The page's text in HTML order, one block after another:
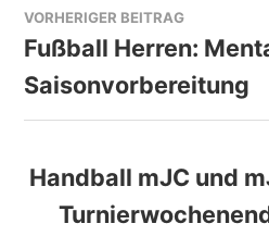
VORHERIGER BEITRAG
Fußball Herren:
Saisonvorbereitung
Handball mJC und